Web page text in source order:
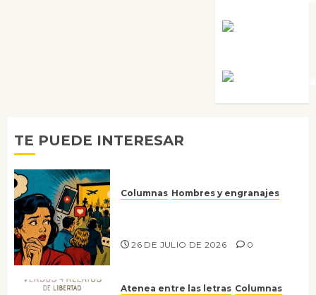
TE PUEDE INTERESAR
Columnas Hombres y engranajes
26 DE JULIO DE 2026 0
Atenea entre las letras Columnas